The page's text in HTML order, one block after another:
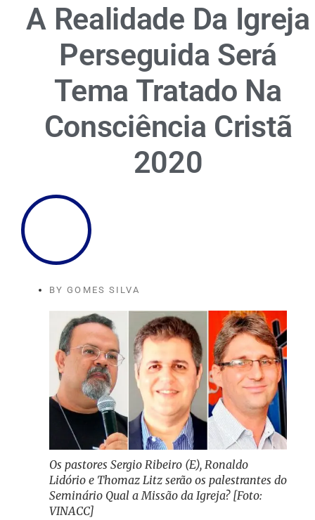
A Realidade Da Igreja
Perseguida Será
Tema Tratado Na
Consciência Cristã
2020
BY GOMES SILVA
Os pastores Sergio Ribeiro (E), Ronaldo
Lidório e Thomaz Litz serão os palestrantes do
Seminário Qual a Missão da Igreja? [Foto:
VINACC]